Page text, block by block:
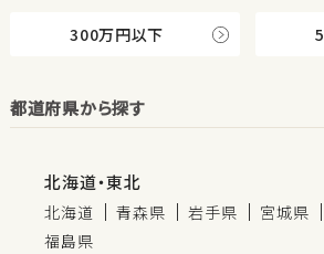
300万円以下
都道府県から探す
北海道・東北
北海道 青森県 岩手県 宮城県
福島県